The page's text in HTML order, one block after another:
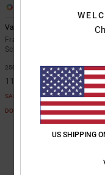
Valiant 10K
Frauen Schwarz Funktionelle
Schneelatzhose
250,00 € 55%
112,50 €
SALE
DOPPELTER RABATT EXTRA 25 %
US SHIPPING